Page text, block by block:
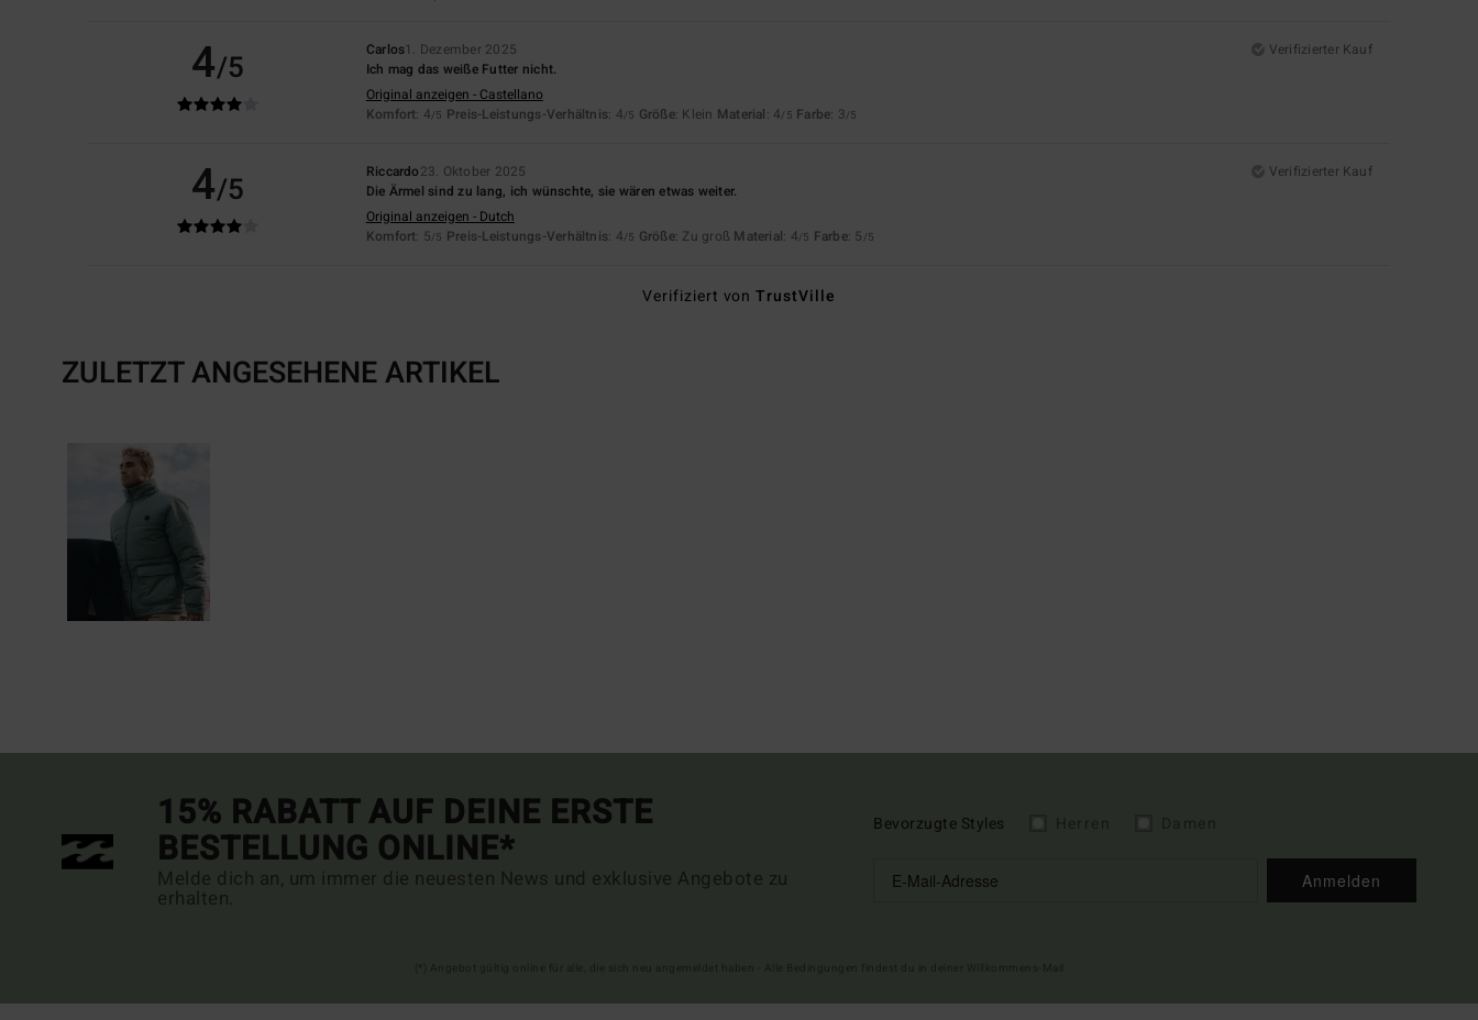
4/5 Carlos1. Dezember 2025
Verifizierter Kauf
Ich mag das weiße Futter nicht.
Original anzeigen - Castellano
Komfort: 4/5 Preis-Leistungs-Verhältnis: 4/5 Größe: Klein Material: 4/5 Farbe: 3/5
4/5 Riccardo23. Oktober 2025
Verifizierter Kauf
Die Ärmel sind zu lang, ich wünschte, sie wären etwas weiter.
Original anzeigen - Dutch
Komfort: 5/5 Preis-Leistungs-Verhältnis: 4/5 Größe: Zu groß Material: 4/5 Farbe: 5 /5
Verifiziert vonTrustVille
ZULETZT ANGESEHENE ARTIKEL
15% RABATT AUF DEINE ERSTE
BESTELLUNG ONLINE*
Melde dich an, um immer die neuesten News und exklusive Angebote zu
erhalten.
Bevorzugte Styles
Anmelden